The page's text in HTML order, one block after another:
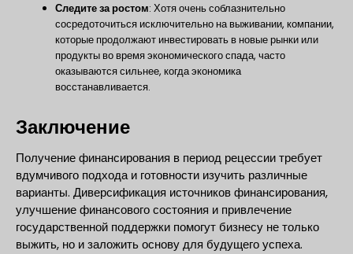
Следите за ростом: Хотя очень соблазнительно
сосредоточиться исключительно на выживании, компании,
которые продолжают инвестировать в новые рынки или
продукты во время экономического спада, часто
оказываются сильнее, когда экономика
восстанавливается.
Заключение
Получение финансирования в период рецессии требует
вдумчивого подхода и готовности изучить различные
варианты. Диверсификация источников финансирования,
улучшение финансового состояния и привлечение
государственной поддержки помогут бизнесу не только
выжить, но и заложить основу для будущего успеха.